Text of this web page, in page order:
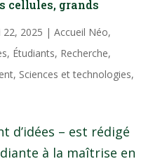
cellules, grands
22, 2025 | Accueil Néo,
, Étudiants, Recherche,
, Sciences et technologies,
d’idées – est rédigé
à la maîtrise en